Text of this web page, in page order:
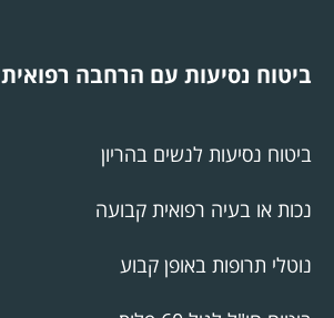
ביטוח נסיעות עם הרחבה רפואית
ביטוח נסיעות לנשים בהריון
נכות או בעיה רפואית קבועה
נוטלי תרופות באופן קבוע